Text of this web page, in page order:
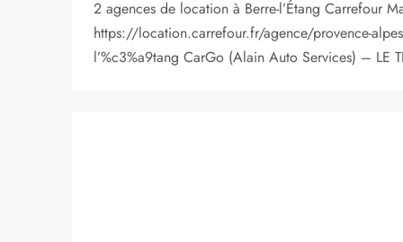
2 agences de location à Berre-l’Étang Carrefour
https://location.carrefour.fr/agence/provence-
l’%c3%a9tang CarGo (Alain Auto Services) – LE